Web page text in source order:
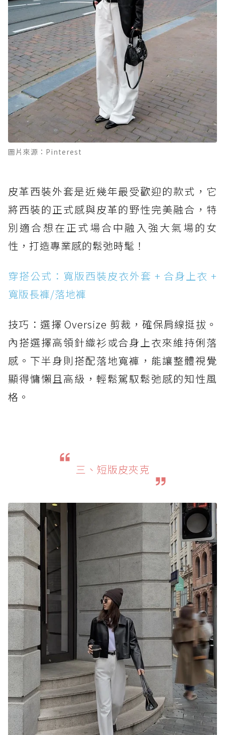
圖片來源：Pinterest
皮革西裝外套是近幾年最受歡迎的款式，它
將西裝的正式感與皮革的野性完美融合，特
別適合想在正式場合中融入強大氣場的女
性，打造專業感的鬆弛時髦！
穿搭公式：寬版西裝皮衣外套 + 合身上衣 +
寬版長褲/落地褲
技巧：選擇 Oversize 剪裁，確保肩線挺拔。
內搭選擇高領針織衫或合身上衣來維持俐落
感。下半身則搭配落地寬褲，能讓整體視覺
顯得慵懶且高級，輕鬆駕馭鬆弛感的知性風
格。
三、短版皮夾克